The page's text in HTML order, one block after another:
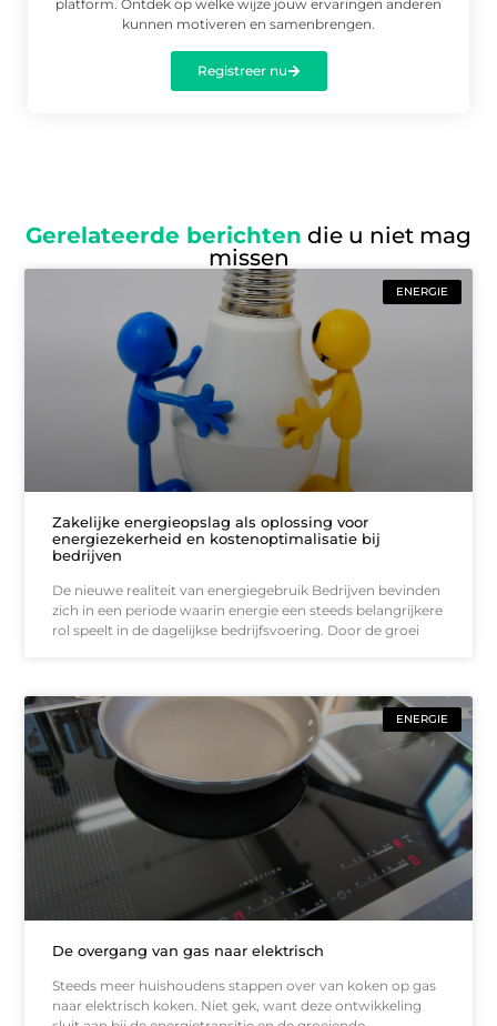
platform. Ontdek op welke wijze jouw ervaringen anderen
kunnen motiveren en samenbrengen.
Registreer nu
Gerelateerde berichten die u niet mag
missen
ENERGIE
Zakelijke energieopslag als oplossing voor
energiezekerheid en kostenoptimalisatie bij
bedrijven
De nieuwe realiteit van energiegebruik Bedrijven bevinden
zich in een periode waarin energie een steeds belangrijkere
rol speelt in de dagelijkse bedrijfsvoering. Door de groei
ENERGIE
De overgang van gas naar elektrisch
Steeds meer huishoudens stappen over van koken op gas
naar elektrisch koken. Niet gek, want deze ontwikkeling